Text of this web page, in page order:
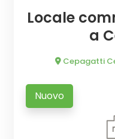
Locale
a
Cepagatti
Nuovo
NOI
Comune
Tipologia